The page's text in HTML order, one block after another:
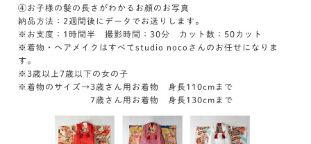
④お子様の髪の長さがわかるお顔のお写真
納品方法：2週間後にデータでお送りします。
※お支度：1時間半 撮影時間：30分 カット数：50カット
※着物・ヘアメイクはすべてstudio nocoさんのお任せになりま
す。
※3歳以上7歳以下の女の子
※着物のサイズ→3歳さん用お着物 身長110cmまで
7歳さん用お着物 身長130cmまで